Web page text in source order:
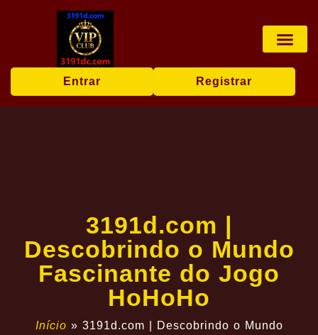
Entrar Registrar
3191d.com |
Descobrindo o Mundo
Fascinante do Jogo
HoHoHo
Início » 3191d.com | Descobrindo o Mundo